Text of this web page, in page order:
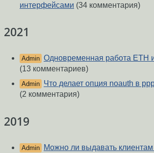
интерфейсами (34 комментария)
2021
Admin Одновременная работа ETH
(13 комментариев)
Admin Что делает опция noauth в
(2 комментария)
2019
Admin
Можно ли выдавать